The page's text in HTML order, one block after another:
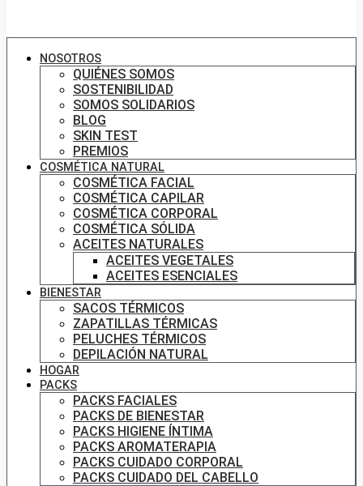
NOSOTROS
QUIÉNES SOMOS
SOSTENIBILIDAD
SOMOS SOLIDARIOS
BLOG
SKIN TEST
PREMIOS
COSMÉTICA NATURAL
COSMÉTICA FACIAL
COSMÉTICA CAPILAR
COSMÉTICA CORPORAL
COSMÉTICA SÓLIDA
ACEITES NATURALES
ACEITES VEGETALES
ACEITES ESENCIALES
BIENESTAR
SACOS TÉRMICOS
ZAPATILLAS TÉRMICAS
PELUCHES TÉRMICOS
DEPILACIÓN NATURAL
HOGAR
PACKS
PACKS FACIALES
PACKS DE BIENESTAR
PACKS HIGIENE ÍNTIMA
PACKS AROMATERAPIA
PACKS CUIDADO CORPORAL
PACKS CUIDADO DEL CABELLO